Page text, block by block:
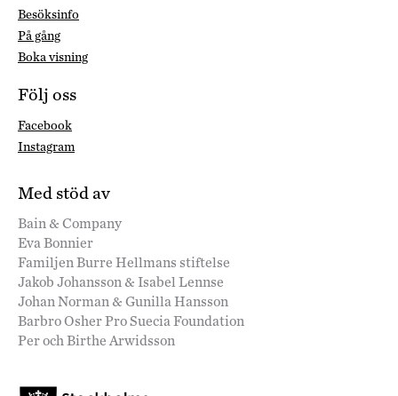
Besöksinfo
På gång
Boka visning
Följ oss
Facebook
Instagram
Med stöd av
Bain & Company
Eva Bonnier
Familjen Burre Hellmans stiftelse
Jakob Johansson & Isabel Lennse
Johan Norman & Gunilla Hansson
Barbro Osher Pro Suecia Foundation
Per och Birthe Arwidsson